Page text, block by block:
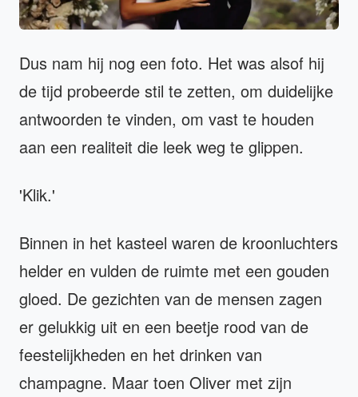
Dus nam hij nog een foto. Het was alsof hij
de tijd probeerde stil te zetten, om duidelijke
antwoorden te vinden, om vast te houden
aan een realiteit die leek weg te glippen.
'Klik.'
Binnen in het kasteel waren de kroonluchters
helder en vulden de ruimte met een gouden
gloed. De gezichten van de mensen zagen
er gelukkig uit en een beetje rood van de
feestelijkheden en het drinken van
champagne. Maar toen Oliver met zijn